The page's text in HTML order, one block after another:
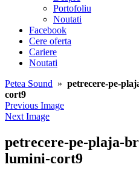
Portofoliu
Noutati
Facebook
Cere oferta
Cariere
Noutati
Petea Sound » petrecere-pe-
cort9
Previous Image
Next Image
petrecere-pe-plaja-
lumini-cort9